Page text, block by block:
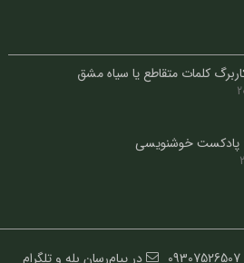
کلمات متقاطع یا سیاه مشق
پادکست خوشنویسی
09307526507 در پیام‌رسان بله و تلگرام